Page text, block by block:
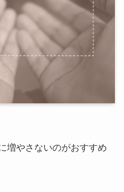
増やさないのがおすすめ